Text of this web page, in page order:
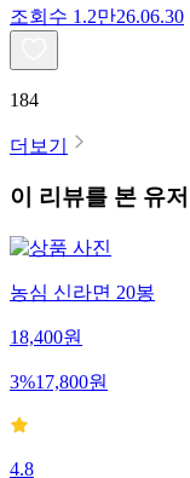
조회수 1.2만26.06.30
184
더보기
이 리뷰를 본 유
농심 신라면 20봉
18,400원
3%17,800원
4.8